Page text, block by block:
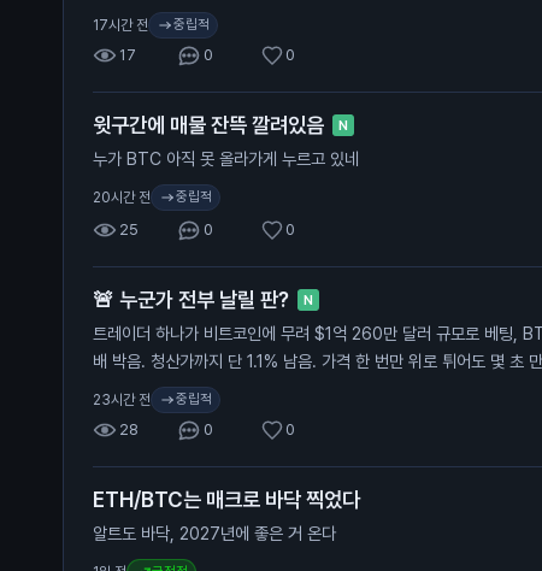
17시간 전 중립적
17 0 0
윗구간에 매물 잔뜩 깔려있음 N
누가 BTC 아직 못 올라가게 누르고 있네
20시간 전 중립적
25 0 0
🚨 누군가 전부 날릴 판? N
트레이더 하나가 비트코인에 무려 $1억 260만 달러 규모로 베팅,
배 박음. 청산가까지 단 1.1% 남음. 가격 한 번만 위로 튀어도 몇 초
23시간 전 중립적
28 0 0
ETH/BTC는 매크로 바닥 찍었다
알트도 바닥, 2027년에 좋은 거 온다